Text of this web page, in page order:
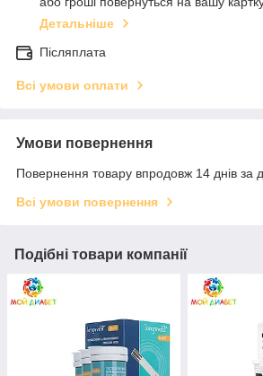
Детальніше
Післяплата
Всі умови оплати
Умови повернення
Повернення товару впродовж 14 днів за
Всі умови повернення
Подібні товари компанії